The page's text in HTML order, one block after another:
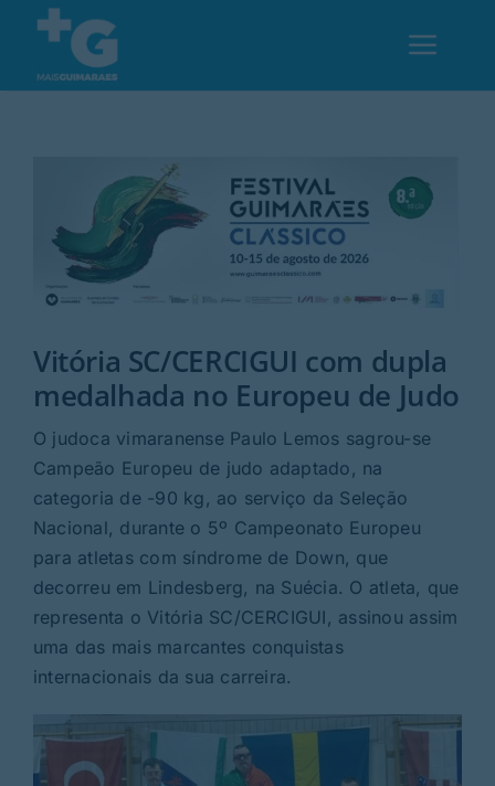
content
Desporto
Opinião
Região
Rubricas
Jornal
Revista
For:
Vitória SC/CERCIGUI com dupla
medalhada no Europeu de Judo
O judoca vimaranense Paulo Lemos sagrou-se
Campeão Europeu de judo adaptado, na
categoria de -90 kg, ao serviço da Seleção
Nacional, durante o 5º Campeonato Europeu
para atletas com síndrome de Down, que
decorreu em Lindesberg, na Suécia. O atleta, que
representa o Vitória SC/CERCIGUI, assinou assim
uma das mais marcantes conquistas
internacionais da sua carreira.